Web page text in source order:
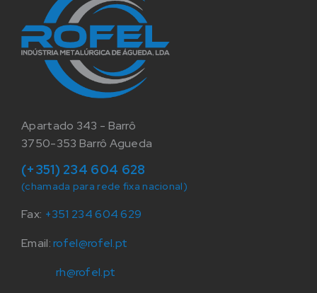
Apartado 343 - Barrô
3750-353 Barrô Agueda
(+351) 234 604 628
(chamada para rede fixa nacional)
Fax: +351 234 604 629
Email:rofel@rofel.pt
rh@rofel.pt